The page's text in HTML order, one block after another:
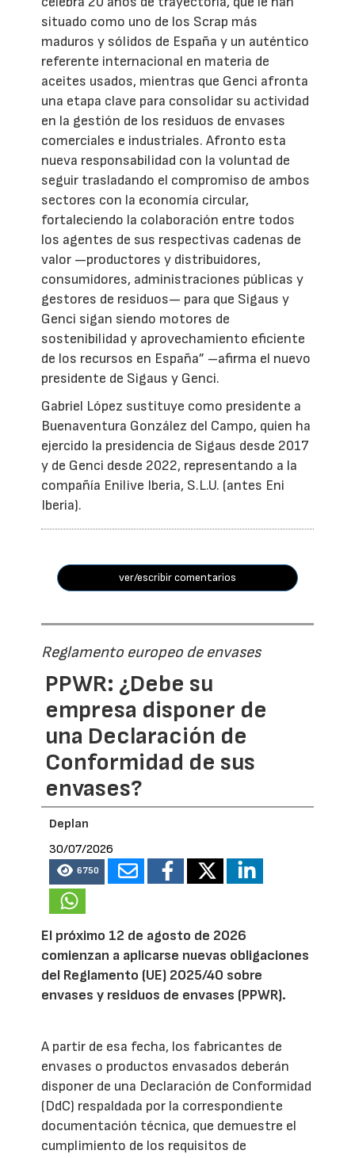
situado como uno de los Scrap más
maduros y sólidos de España y un auténtico
referente internacional en materia de
aceites usados, mientras que Genci afronta
una etapa clave para consolidar su actividad
en la gestión de los residuos de envases
comerciales e industriales. Afronto esta
nueva responsabilidad con la voluntad de
seguir trasladando el compromiso de ambos
sectores con la economía circular,
fortaleciendo la colaboración entre todos
los agentes de sus respectivas cadenas de
valor —productores y distribuidores,
consumidores, administraciones públicas y
gestores de residuos— para que Sigaus y
Genci sigan siendo motores de
sostenibilidad y aprovechamiento eficiente
de los recursos en España” –afirma el nuevo
presidente de Sigaus y Genci.
Gabriel López sustituye como presidente a
Buenaventura González del Campo, quien ha
ejercido la presidencia de Sigaus desde 2017
y de Genci desde 2022, representando a la
compañía Enilive Iberia, S.L.U. (antes Eni
Iberia).
ver/escribir comentarios
Reglamento europeo de envases
PPWR: ¿Debe su
empresa disponer de
una Declaración de
Conformidad de sus
envases?
Deplan
30/07/2026
6750
El próximo 12 de agosto de 2026
comienzan a aplicarse nuevas obligaciones
del Reglamento (UE) 2025/40 sobre
envases y residuos de envases (PPWR).
A partir de esa fecha, los fabricantes de
envases o productos envasados deberán
disponer de una Declaración de Conformidad
(DdC) respaldada por la correspondiente
documentación técnica, que demuestre el
cumplimiento de los requisitos de